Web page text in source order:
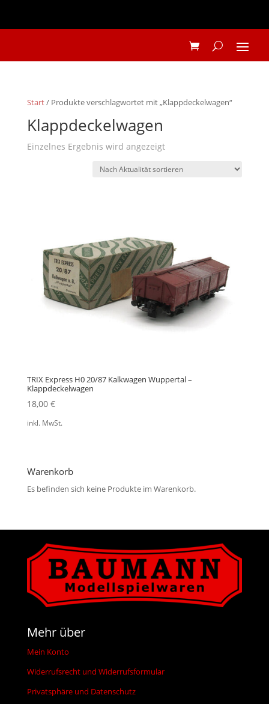
Start/ Produkte verschlagwortet mit „Klappdeckelwagen“
Klappdeckelwagen
Einzelnes Ergebnis wird angezeigt
TRIX Express H0 20/87 Kalkwagen Wuppertal –
Klappdeckelwagen
18,00 €
inkl. MwSt.
Warenkorb
Es befinden sich keine Produkte im Warenkorb.
Mehr über
Mein Konto
Widerrufsrecht und Widerrufsformular
Privatsphäre und Datenschutz